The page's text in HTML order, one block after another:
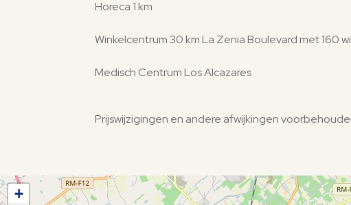
Horeca 1 km
Winkelcentrum 30 km La Zenia Boulevard met 160
Medisch Centrum Los Alcazares
Prijswijzigingen en andere afwijkingen
+